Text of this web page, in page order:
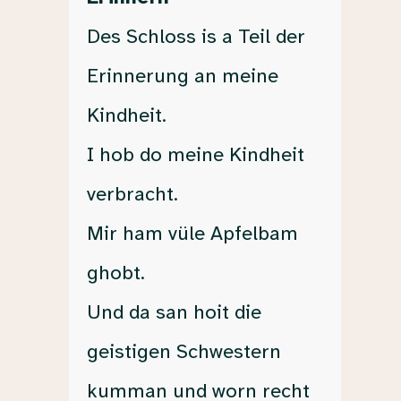
Des Schloss is a Teil der
Erinnerung an meine
Kindheit.
I hob do meine Kindheit
verbracht.
Mir ham vüle Apfelbam
ghobt.
Und da san hoit die
geistigen Schwestern
kumman und worn recht